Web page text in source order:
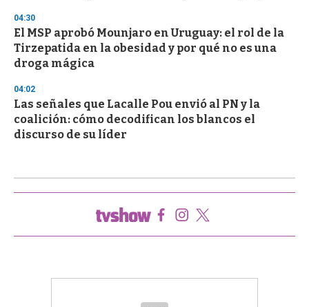
04:30
El MSP aprobó Mounjaro en Uruguay: el rol de la
Tirzepatida en la obesidad y por qué no es una
droga mágica
04:02
Las señales que Lacalle Pou envió al PN y la
coalición: cómo decodifican los blancos el
discurso de su líder